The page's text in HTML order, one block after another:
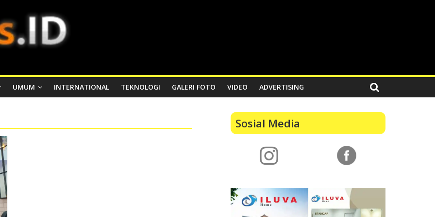
UMUM INTERNATIONAL TEKNOLOGI GALERI FOTO VIDEO ADVERTISING
Sosial Media